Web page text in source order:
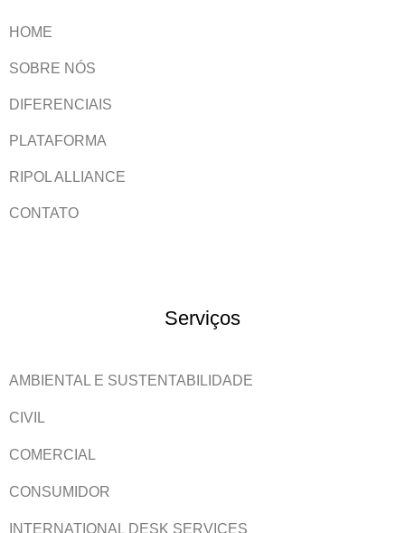
HOME
SOBRE NÓS
DIFERENCIAIS
PLATAFORMA
RIPOL ALLIANCE
CONTATO
Serviços
AMBIENTAL E SUSTENTABILIDADE
CIVIL
COMERCIAL
CONSUMIDOR
INTERNATIONAL DESK SERVICES